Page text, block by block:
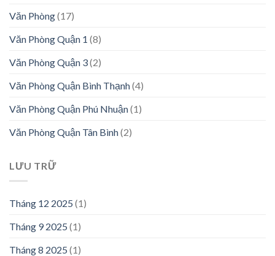
Văn Phòng(17)
Văn Phòng Quận 1 (8)
Văn Phòng Quận 3(2)
Văn Phòng Quận Bình Thạnh(4)
Văn Phòng Quận Phú Nhuận(1)
Văn Phòng Quận Tân Bình(2)
LƯU TRỮ
Tháng 12 2025 (1)
Tháng 9 2025 (1)
Tháng 8 2025 (1)